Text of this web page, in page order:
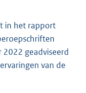
in het rapport
2022 geadviseerd
van de